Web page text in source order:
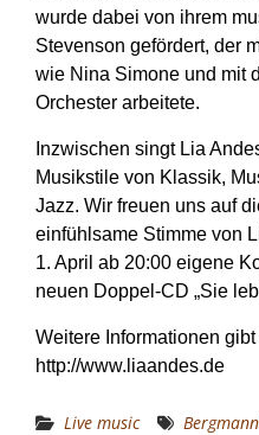
wurde dabei von ihrem
Stevenson gefördert, der
wie Nina Simone und mit
Orchester arbeitete.
Inzwischen singt Lia
Musikstile von Klassik,
Jazz. Wir freuen uns auf
einfühlsame Stimme von
1. April ab 20:00 eigene
neuen Doppel-CD „Sie
Weitere Informationen
http://www.liaandes.de
Live music